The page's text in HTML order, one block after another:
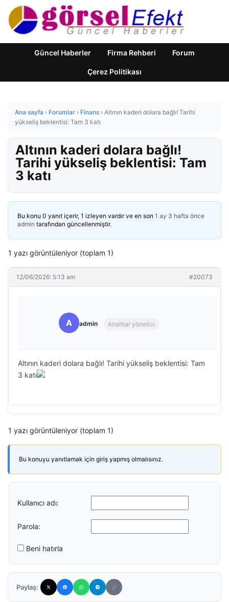
Güncel Haberler Firma Rehberi Forum
Çerez Politikası
Ana sayfa › Forumlar › Finans › Altının kaderi dolara bağlı! Tarihi
yükseliş beklentisi: Tam 3 katı
Altının kaderi dolara bağlı!
Tarihi yükseliş beklentisi: Tam
3 katı
Bu konu 0 yanıt içerir, 1 izleyen vardır ve en son 1 ay 3 hafta önce
admin tarafından güncellenmiştir.
1 yazı görüntüleniyor (toplam 1)
12/06/2026: 5:13 am #20073
A admin Anahtar yönetici
Altının kaderi dolara bağlı! Tarihi yükseliş beklentisi: Tam
3 katı
1 yazı görüntüleniyor (toplam 1)
Bu konuyu yanıtlamak için giriş yapmış olmalısınız.
Kullanıcı adı:
Parola:
Beni hatırla
Paylaş: